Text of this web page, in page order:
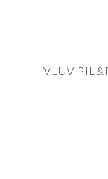
VLUV